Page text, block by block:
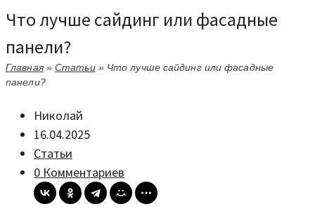
Что лучше сайдинг или фасадные
панели?
Главная»Статьи» Что лучше сайдинг или фасадные
панели?
Николай
16.04.2025
Статьи
0 Комментариев